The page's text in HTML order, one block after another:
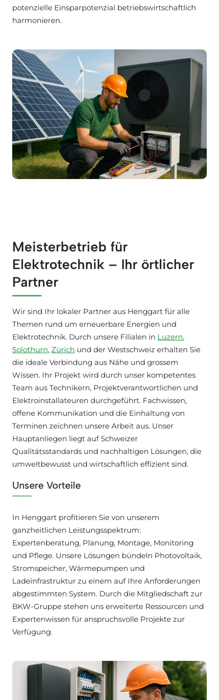
potenzielle Einsparpotenzial betriebswirtschaftlich
harmonieren.
Meisterbetrieb für
Elektrotechnik – Ihr örtlicher
Partner
Wir sind Ihr lokaler Partner aus Henggart für alle
Themen rund um erneuerbare Energien und
Elektrotechnik. Durch unsere Filialen in Luzern,
Solothurn, Zürich und der Westschweiz erhalten Sie
die ideale Verbindung aus Nähe und grossem
Wissen. Ihr Projekt wird durch unser kompetentes
Team aus Technikern, Projektverantwortlichen und
Elektroinstallateuren durchgeführt. Fachwissen,
offene Kommunikation und die Einhaltung von
Terminen zeichnen unsere Arbeit aus. Unser
Hauptanliegen liegt auf Schweizer
Qualitätsstandards und nachhaltigen Lösungen, die
umweltbewusst und wirtschaftlich effizient sind.
Unsere Vorteile
In Henggart profitieren Sie von unserem
ganzheitlichen Leistungsspektrum:
Expertenberatung, Planung, Montage, Monitoring
und Pflege. Unsere Lösungen bündeln Photovoltaik,
Stromspeicher, Wärmepumpen und
Ladeinfrastruktur zu einem auf Ihre Anforderungen
abgestimmten System. Durch die Mitgliedschaft zur
BKW-Gruppe stehen uns erweiterte Ressourcen und
Expertenwissen für anspruchsvolle Projekte zur
Verfügung.